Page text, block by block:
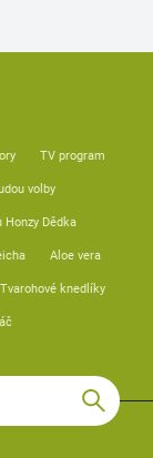
TV program
volby
Honzy Dědka
Aloe vera
Tvarohové knedlíky